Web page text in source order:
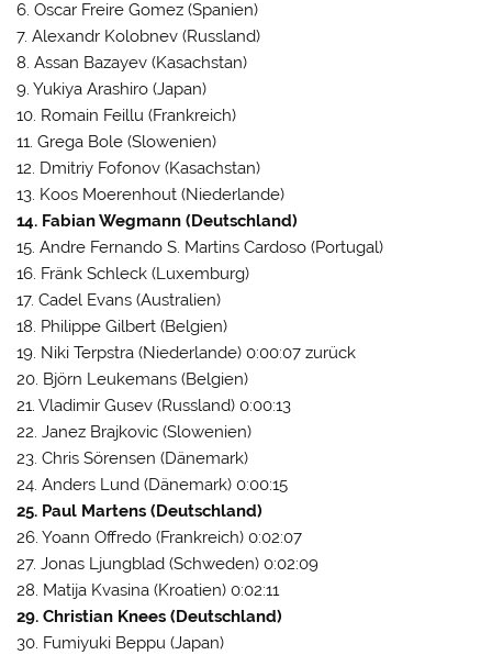
6. Oscar Freire Gomez (Spanien)
7. Alexandr Kolobnev (Russland)
8. Assan Bazayev (Kasachstan)
9. Yukiya Arashiro (Japan)
10. Romain Feillu (Frankreich)
11. Grega Bole (Slowenien)
12. Dmitriy Fofonov (Kasachstan)
13. Koos Moerenhout (Niederlande)
14. Fabian Wegmann (Deutschland)
15. Andre Fernando S. Martins Cardoso (Portugal)
16. Fränk Schleck (Luxemburg)
17. Cadel Evans (Australien)
18. Philippe Gilbert (Belgien)
19. Niki Terpstra (Niederlande) 0:00:07 zurück
20. Björn Leukemans (Belgien)
21. Vladimir Gusev (Russland) 0:00:13
22. Janez Brajkovic (Slowenien)
23. Chris Sörensen (Dänemark)
24. Anders Lund (Dänemark) 0:00:15
25. Paul Martens (Deutschland)
26. Yoann Offredo (Frankreich) 0:02:07
27. Jonas Ljungblad (Schweden) 0:02:09
28. Matija Kvasina (Kroatien) 0:02:11
29. Christian Knees (Deutschland)
30. Fumiyuki Beppu (Japan)